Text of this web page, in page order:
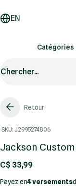
EN
Catégories
Chercher...
Retour
SKU: J2995274806
Jackson
C$ 33,99
Payez en4 versements